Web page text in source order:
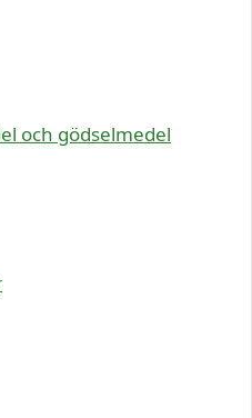
och gödselmedel